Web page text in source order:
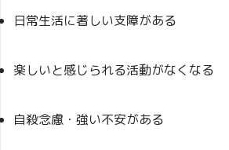
日常生活に著しい支障がある
楽しいと感じられる活動がなくなる
自殺念慮・強い不安がある